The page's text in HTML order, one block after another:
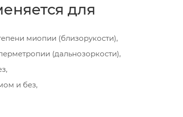
для
миопии (близорукости),
(дальнозоркости),
и без,